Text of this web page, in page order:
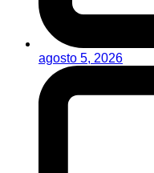
agosto 5, 2026